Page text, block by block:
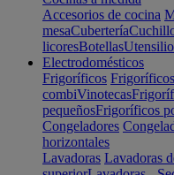
Accesorios de cocina
mesaCubertería
licoresBotellas
Electrodomésticos
Frigoríficos
combiVinotecas
pequeñosFrigoríficos
Congeladores
horizontales
Lavadoras Lavadoras